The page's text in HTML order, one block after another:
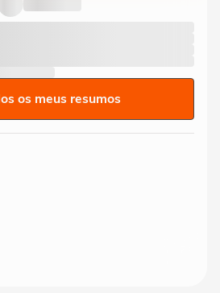
os meus resumos